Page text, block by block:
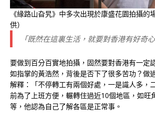
《緣路山旮旯》中多次出現於康盛花園拍攝的
供）
「既然在這裏生活，就要對香港有好奇心
要做到百分百實地拍攝，固然要對香港有一定
如指掌的黃浩然，背後是否下了很多苦功？做
解釋：「不停轉工有兩個好處，一是識人多，
前為了上班方便，輾轉住過近10個地區，如旺
等，他認為自己了解各區是正常事。